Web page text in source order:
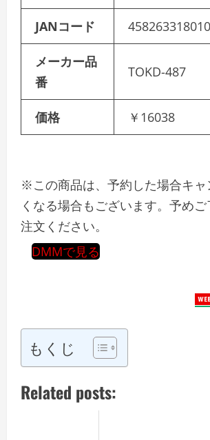
JANコード
メーカー品
番
TOKD-487
価格 ￥16038
※この商品は、予約した場合キャ
くなる場合もございます。予め
注文ください。
DMMで見る
もくじ
Related posts: